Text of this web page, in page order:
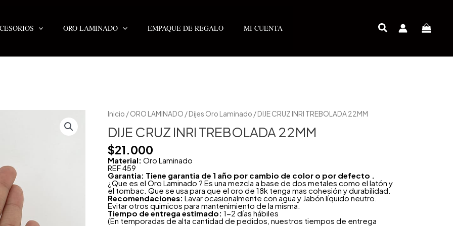
ORO LAMINADO EMPAQUE DE REGALO MI CUENTA
Inicio /ORO LAMINADO /Dijes Oro Laminado / DIJE CRUZ INRI TREBOLADA 22MM
DIJE CRUZ INRI TREBOLADA 22MM
$21.000
Material: Oro Laminado
REF 459
Garantia: Tiene garantia de 1 año por cambio de color o por defecto .
¿Que es el Oro Laminado ? Es una mezcla a base de dos metales como el latón y
el tombac. Que se usa para que el oro de 18k tenga mas cohesión y durabilidad.
Recomendaciones: Lavar ocasionalmente con agua y Jabón líquido neutro.
Evitar otros quimicos para mantenimiento de la misma.
Tiempo de entrega estimado: 1-2 días hábiles
(En temporadas de alta cantidad de pedidos, nuestros tiempos de entrega
DIJE
CRUZ
INRI
TREBOLADA
22MM
cantidad